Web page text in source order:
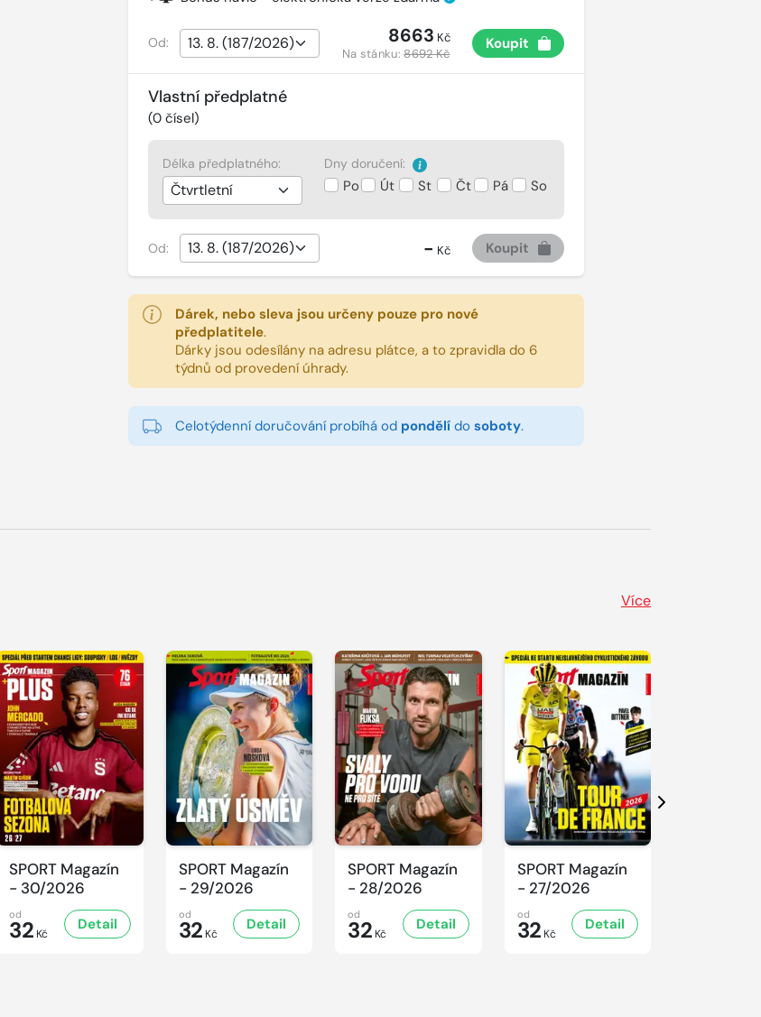
Od: 8663 Kč
Na stánku:8692 Kč
Koupit
Vlastní předplatné
(0čísel)
Délka předplatného: Dny doručení:
Po Út St Čt Pá So
Od: - Kč Koupit
Dárek, nebo sleva jsou určeny pouze pro nové
předplatitele.
Dárky jsou odesílány na adresu plátce, a to zpravidla do 6
týdnů od provedení úhrady.
Celotýdenní doručování probíhá od pondělído soboty.
Více
SPORT Magazín
- 30/2026
od
32 Kč
Detail
SPORT Magazín
- 29/2026
od
32 Kč
Detail
SPORT Magazín
- 28/2026
od
32 Kč
Detail
SPORT Magazín
- 27/2026
od
32 Kč
Detail
Další